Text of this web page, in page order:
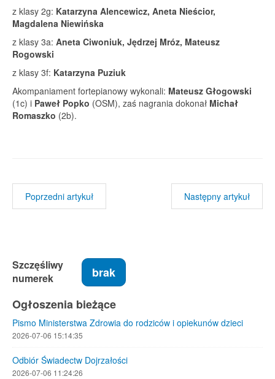
z klasy 2g: Katarzyna Alencewicz, Aneta Nieścior,
Magdalena Niewińska
z klasy 3a: Aneta Ciwoniuk, Jędrzej Mróz, Mateusz
Rogowski
z klasy 3f: Katarzyna Puziuk
Akompaniament fortepianowy wykonali: Mateusz Głogowski
(1c) i Paweł Popko (OSM), zaś nagrania dokonał Michał
Romaszko (2b).
Poprzedni artykuł Następny artykuł
Szczęśliwy
numerek
brak
Ogłoszenia bieżące
Pismo Ministerstwa Zdrowia do rodziców i opiekunów dzieci
2026-07-06 15:14:35
Odbiór Świadectw Dojrzałości
2026-07-06 11:24:26